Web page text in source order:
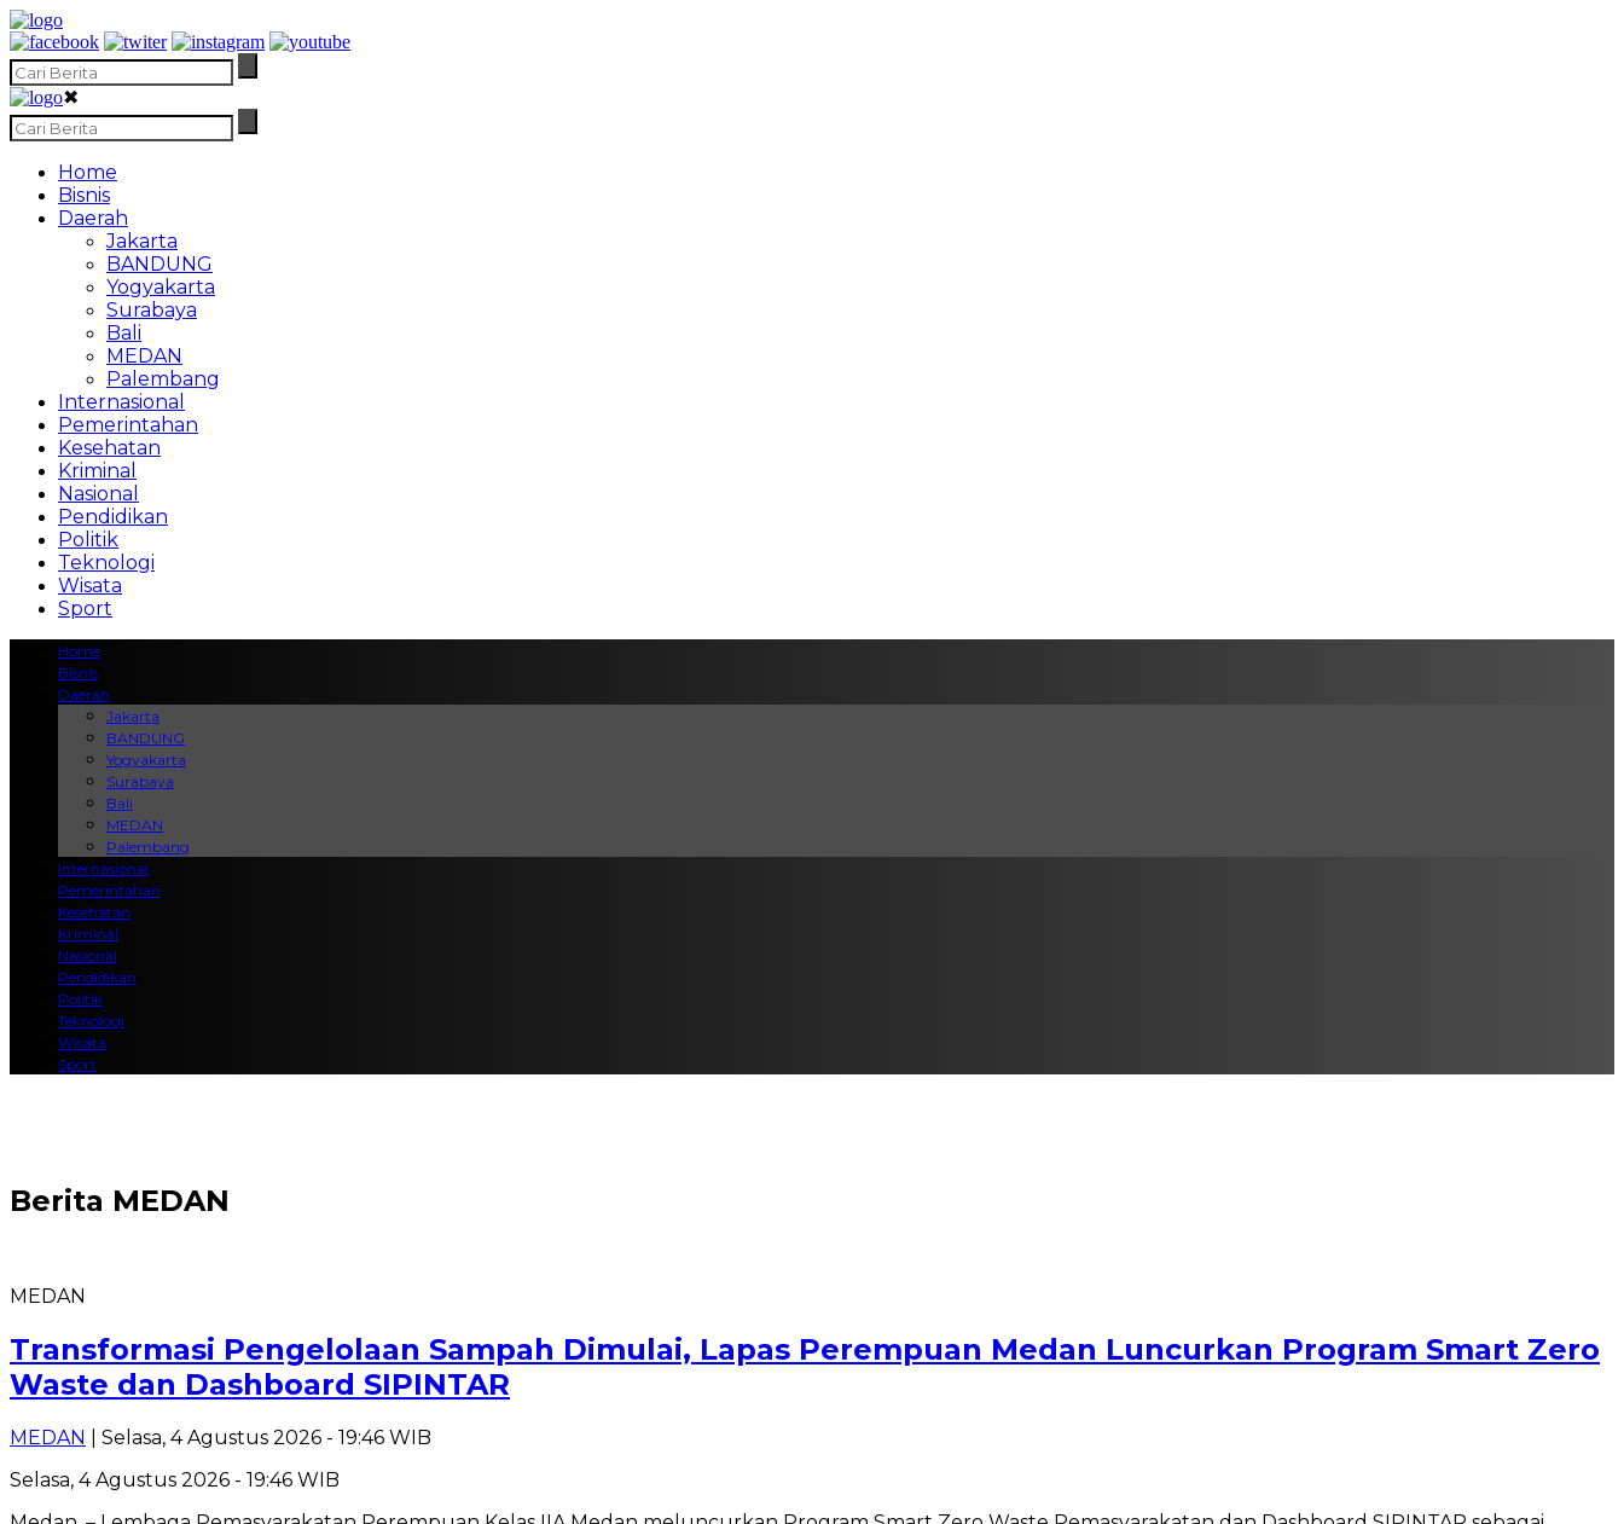
✖
Home
Bisnis
Daerah
Jakarta
BANDUNG
Yogyakarta
Surabaya
Bali
MEDAN
Palembang
Internasional
Pemerintahan
Kesehatan
Kriminal
Nasional
Pendidikan
Politik
Teknologi
Wisata
Sport
Home
Bisnis
Daerah
Jakarta
BANDUNG
Yogyakarta
Surabaya
Bali
MEDAN
Palembang
Internasional
Pemerintahan
Kesehatan
Kriminal
Nasional
Pendidikan
Politik
Teknologi
Wisata
Sport
Berita MEDAN
MEDAN
Transformasi Pengelolaan Sampah Dimulai, Lapas Perempuan Medan Luncurkan Program Smart Zero
Waste dan Dashboard SIPINTAR
MEDAN
| Selasa, 4 Agustus 2026 - 19:46 WIB
Selasa, 4 Agustus 2026 - 19:46 WIB